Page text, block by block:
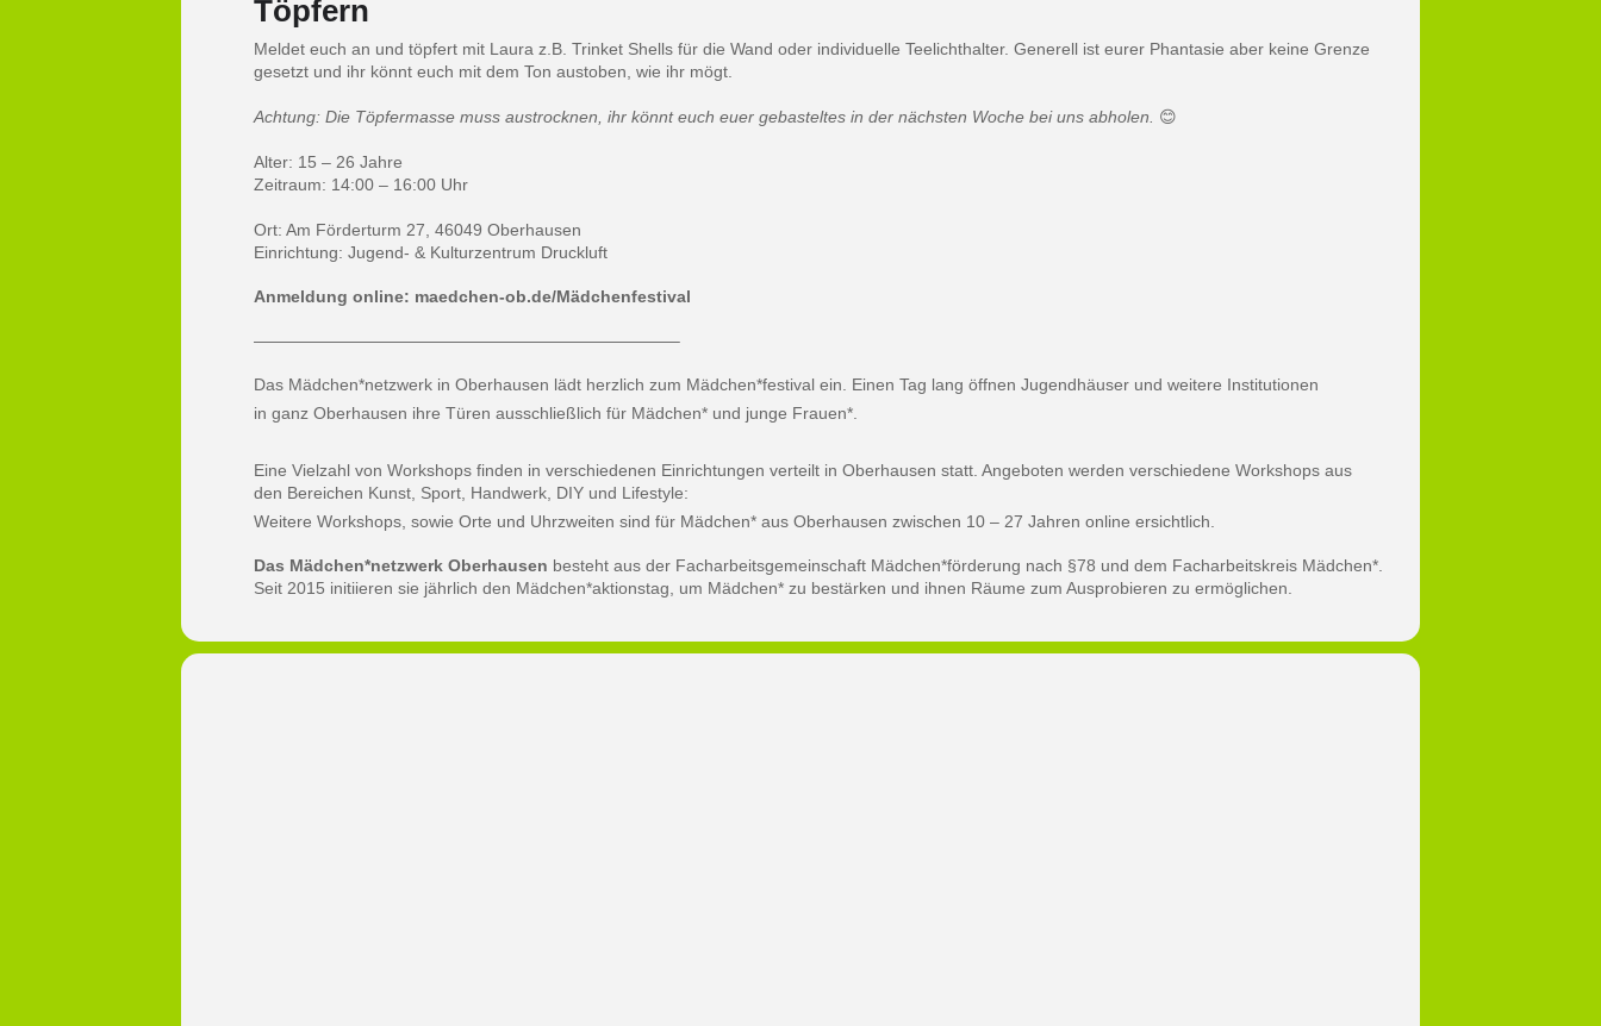
Töpfern
Meldet euch an und töpfert mit Laura z.B. Trinket Shells für die Wand oder individuelle Teelichthalter. Generell ist eurer Phantasie aber keine Grenze
gesetzt und ihr könnt euch mit dem Ton austoben, wie ihr mögt.
Achtung: Die Töpfermasse muss austrocknen, ihr könnt euch euer gebasteltes in der nächsten Woche bei uns abholen. 😊
Alter: 15 – 26 Jahre
Zeitraum: 14:00 – 16:00 Uhr
Ort: Am Förderturm 27, 46049 Oberhausen
Einrichtung: Jugend- & Kulturzentrum Druckluft
Anmeldung online: maedchen-ob.de/Mädchenfestival
—————————————————————————–
Das Mädchen*netzwerk in Oberhausen lädt herzlich zum Mädchen*festival ein. Einen Tag lang öffnen Jugendhäuser und weitere Institutionen
in ganz Oberhausen ihre Türen ausschließlich für Mädchen* und junge Frauen*.
Eine Vielzahl von Workshops finden in verschiedenen Einrichtungen verteilt in Oberhausen statt. Angeboten werden verschiedene Workshops aus
den Bereichen Kunst, Sport, Handwerk, DIY und Lifestyle:
Weitere Workshops, sowie Orte und Uhrzweiten sind für Mädchen* aus Oberhausen zwischen 10 – 27 Jahren online ersichtlich.
Das Mädchen*netzwerk Oberhausen besteht aus der Facharbeitsgemeinschaft Mädchen*förderung nach §78 und dem Facharbeitskreis Mädchen*.
Seit 2015 initiieren sie jährlich den Mädchen*aktionstag, um Mädchen* zu bestärken und ihnen Räume zum Ausprobieren zu ermöglichen.